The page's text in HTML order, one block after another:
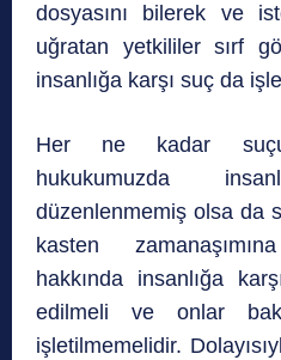
dosyasını bilerek ve
uğratan yetkililer sırf
insanlığa karşı suç da
Her ne kadar
hukukumuzda
düzenlenmemiş olsa da
kasten
hakkında insanlığa
edilmeli ve onlar
işletilmemelidir.